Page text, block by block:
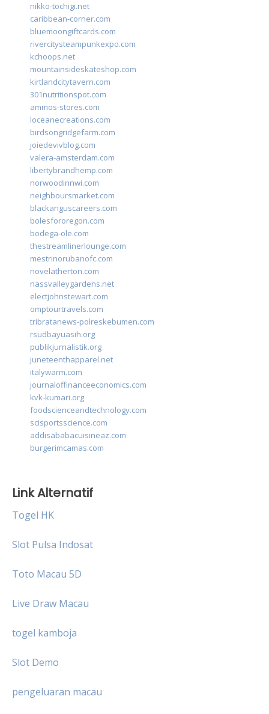
nikko-tochigi.net
caribbean-corner.com
bluemoongiftcards.com
rivercitysteampunkexpo.com
kchoops.net
mountainsideskateshop.com
kirtlandcitytavern.com
301nutritionspot.com
ammos-stores.com
loceanecreations.com
birdsongridgefarm.com
joiedevivblog.com
valera-amsterdam.com
libertybrandhemp.com
norwoodinnwi.com
neighboursmarket.com
blackanguscareers.com
bolesfororegon.com
bodega-ole.com
thestreamlinerlounge.com
mestrinorubanofc.com
novelatherton.com
nassvalleygardens.net
electjohnstewart.com
omptourtravels.com
tribratanews-polreskebumen.com
rsudbayuasih.org
publikjurnalistik.org
juneteenthapparel.net
italywarm.com
journaloffinanceeconomics.com
kvk-kumari.org
foodscienceandtechnology.com
scisportsscience.com
addisababacuisineaz.com
burgerimcamas.com
Link Alternatif
Togel HK
Slot Pulsa Indosat
Toto Macau 5D
Live Draw Macau
togel kamboja
Slot Demo
pengeluaran macau